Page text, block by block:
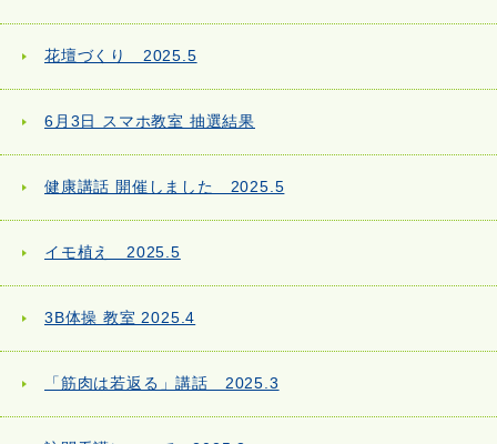
花壇づくり 2025.5
6月3日 スマホ教室 抽選結果
健康講話 開催しました 2025.5
イモ植え 2025.5
3B体操 教室 2025.4
「筋肉は若返る」講話 2025.3